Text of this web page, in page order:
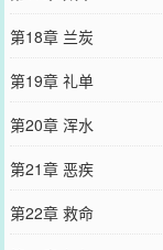
第18章 兰炭
第19章 礼单
第20章 浑水
第21章 恶疾
第22章 救命